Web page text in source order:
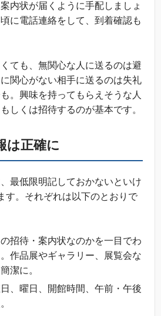
内状が届くように手配しましょ
に電話連絡をして、到着確認も
ても、無関心な人に送るのは避
関心がない相手に送るのは失礼
。興味を持ってもらえそうな人
しくは招待するのが基本です。
は正確に
最低限明記しておかないといけ
す。それぞれは以下のとおりで
の招待・案内状なのかを一目でわ
作品展やギャラリー、展覧会な
潔に。
、曜日、開館時間、午前・午後